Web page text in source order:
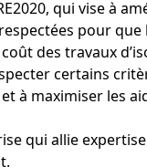
qui vise à
pour
des travaux
certains
à maximiser les
qui allie